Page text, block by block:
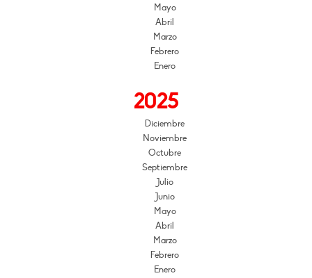
Mayo
Abril
Marzo
Febrero
Enero
2025
Diciembre
Noviembre
Octubre
Septiembre
Julio
Junio
Mayo
Abril
Marzo
Febrero
Enero